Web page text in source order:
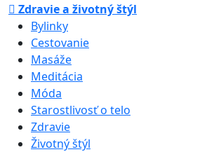
Zdravie a životný štýl
Bylinky
Cestovanie
Masáže
Meditácia
Móda
Starostlivosť o telo
Zdravie
Životný štýl